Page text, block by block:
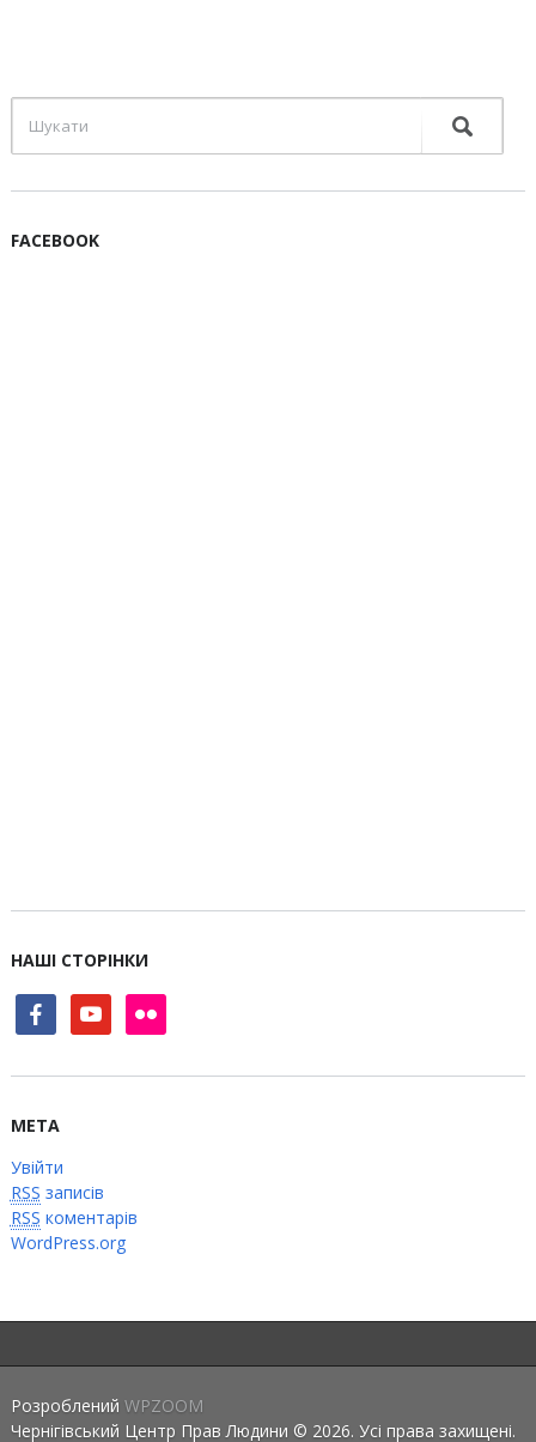
FACEBOOK
НАШІ СТОРІНКИ
facebookyoutube flickr
МЕТА
Увійти
RSS записів
RSS коментарів
WordPress.org
Розроблений WPZOOM
Чернігівський Центр Прав Людини © 2026. Усі права захищені.